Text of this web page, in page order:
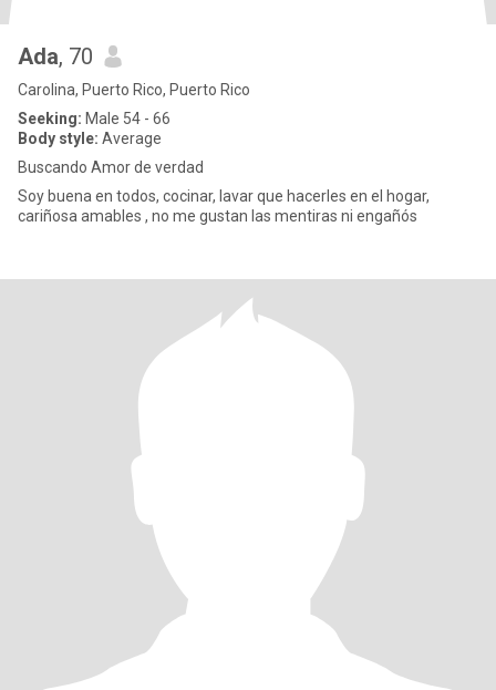
Ada, 70
Carolina, Puerto Rico, Puerto Rico
Seeking: Male 54 - 66
Body style: Average
Buscando Amor de verdad
Soy buena en todos, cocinar, lavar que hacerles en el hogar,
cariñosa amables , no me gustan las mentiras ni engañós